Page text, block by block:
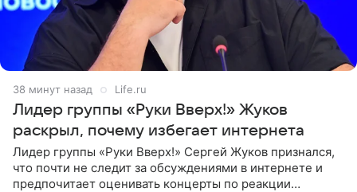
38 минут назад Life.ru
Лидер группы «Руки Вверх!» Жуков
раскрыл, почему избегает интернета
Лидер группы «Руки Вверх!» Сергей Жуков признался,
что почти не следит за обсуждениями в интернете и
предпочитает оценивать концерты по реакции